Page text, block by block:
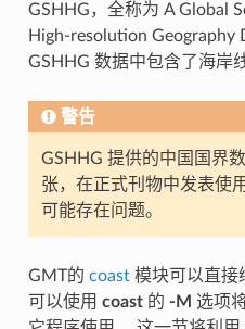
GSHHG，全称为 A Global
High-resolution Geography
GSHHG 数据中包含了海岸
警告
GSHHG 提供的中国国界
张，在正式刊物中发表使
可能存在问题。
GMT的 coast模块可以直接
可以使用 coast的 -M 选项